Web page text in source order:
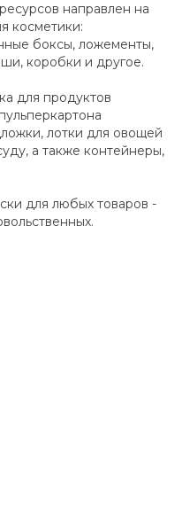
направлен на
косметики:
боксы, ложементы,
коробки и другое.
для продуктов
лотки для овощей
а также контейнеры,
для любых товаров -